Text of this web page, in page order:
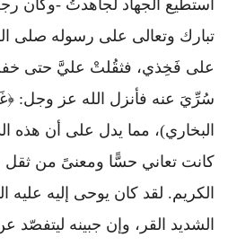
أستطيع الجهاد لجاهدتُ -وكان
تبارك وتعالى على رسوله صلى
على فَخِذي، فثقُلتْ عليَّ حتى
سُرِّيَ عنه فأنزل الله عز وجل:
البخاري)، مما يدل على أن هذه
كانت تعاني حسًّا ومعنىً من ثقل
الكريم. لقد كان يوحى إليه عليه
الشديد القر، وإن جبينه ليتفصّد